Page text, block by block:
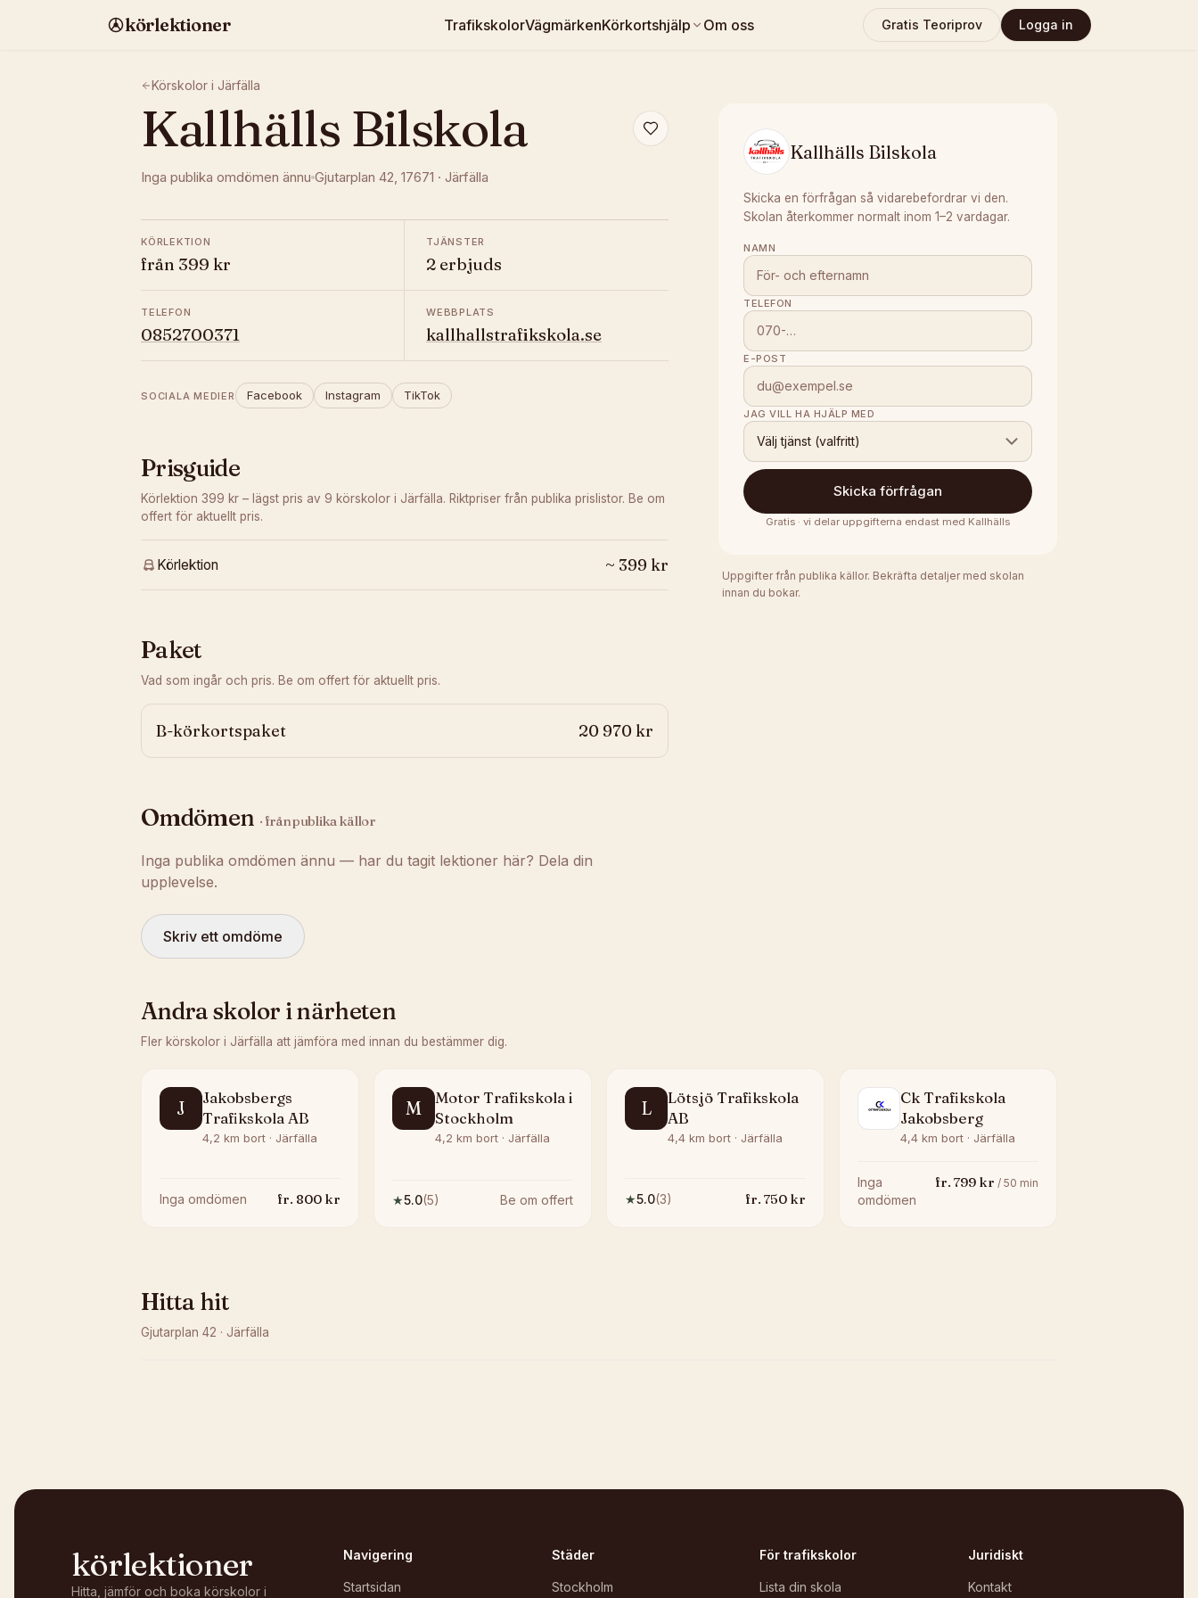
körlektioner TrafikskolorVägmärkenKörkortshjälp Om oss Gratis Teoriprov Logga in
Körskolor i Järfälla
Kallhälls Bilskola
Inga publika omdömen ännu Gjutarplan 42, 17671 · Järfälla
KÖRLEKTION
från 399 kr
TJÄNSTER
2 erbjuds
TELEFON
0852700371
WEBBPLATS
kallhallstrafikskola.se
SOCIALA MEDIER Facebook Instagram TikTok
Prisguide
Körlektion 399 kr – lägst pris av 9 körskolor i Järfälla. Riktpriser från publika prislistor. Be om
offert för aktuellt pris.
Körlektion ~ 399 kr
Paket
Vad som ingår och pris. Be om offert för aktuellt pris.
B-körkortspaket 20 970 kr
Omdömen · från publika källor
Inga publika omdömen ännu — har du tagit lektioner här? Dela din
upplevelse.
Skriv ett omdöme
Kallhälls Bilskola
Skicka en förfrågan så vidarebefordrar vi den.
Skolan återkommer normalt inom 1–2 vardagar.
NAMN
TELEFON
E-POST
JAG VILL HA HJÄLP MED
Välj tjänst (valfritt)
Skicka förfrågan
Gratis · vi delar uppgifterna endast med Kallhälls
Uppgifter från publika källor. Bekräfta detaljer med skolan
innan du bokar.
Andra skolor i närheten
Fler körskolor i Järfälla att jämföra med innan du bestämmer dig.
J
Jakobsbergs
Trafikskola AB
4,2 km bort · Järfälla
Inga omdömen fr. 800 kr
M
Motor Trafikskola i
Stockholm
4,2 km bort · Järfälla
★5.0(5) Be om offert
L
Lötsjö Trafikskola
AB
4,4 km bort · Järfälla
★5.0(3) fr. 750 kr
Ck Trafikskola
Jakobsberg
4,4 km bort · Järfälla
Inga
omdömen
fr. 799 kr / 50 min
Hitta hit
Gjutarplan 42 · Järfälla
körlektioner
Hitta, jämför och boka körskolor i
Navigering
Startsidan
Städer
Stockholm
För trafikskolor
Lista din skola
Juridiskt
Kontakt